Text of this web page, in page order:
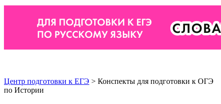
Центр подготовки к ЕГЭ > Конспекты для подготовки к ОГЭ
по Истории